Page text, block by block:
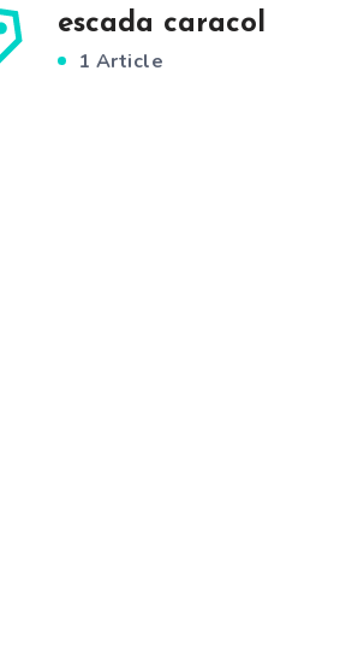
escada caracol
1 Article